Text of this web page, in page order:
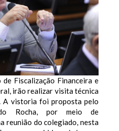
Fiscalização Financeira e
irão realizar visita técnica
A vistoria foi proposta pelo
Rocha, por meio de
reunião do colegiado, nesta